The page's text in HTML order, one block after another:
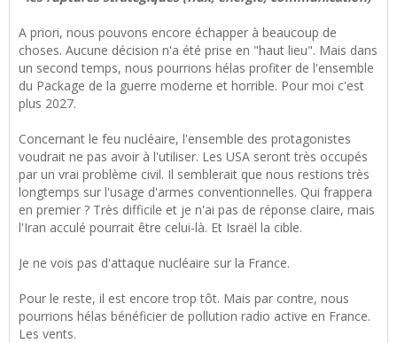
A priori, nous pouvons encore échapper à beaucoup de
choses. Aucune décision n'a été prise en "haut lieu". Mais dans
un second temps, nous pourrions hélas profiter de l'ensemble
du Package de la guerre moderne et horrible. Pour moi c'est
plus 2027.
Concernant le feu nucléaire, l'ensemble des protagonistes
voudrait ne pas avoir à l'utiliser. Les USA seront très occupés
par un vrai problème civil. Il semblerait que nous restions très
longtemps sur l'usage d'armes conventionnelles. Qui frappera
en premier ? Très difficile et je n'ai pas de réponse claire, mais
l'Iran acculé pourrait être celui-là. Et Israël la cible.
Je ne vois pas d'attaque nucléaire sur la France.
Pour le reste, il est encore trop tôt. Mais par contre, nous
pourrions hélas bénéficier de pollution radio active en France.
Les vents.